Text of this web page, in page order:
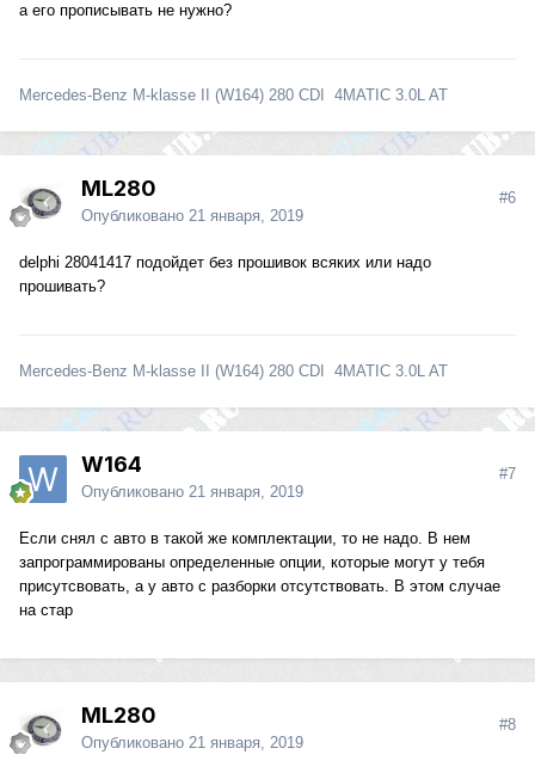
а его прописывать не нужно?
Mercedes-Benz M-klasse II (W164) 280 CDI 4MATIC 3.0L AT
ML280
Опубликовано 21 января, 2019
#6
delphi 28041417 подойдет без прошивок всяких или надо
прошивать?
Mercedes-Benz M-klasse II (W164) 280 CDI 4MATIC 3.0L AT
W164
Опубликовано 21 января, 2019
#7
Если снял с авто в такой же комплектации, то не надо. В нем
запрограммированы определенные опции, которые могут у тебя
присутсвовать, а у авто с разборки отсутствовать. В этом случае
на стар
ML280
Опубликовано 21 января, 2019
#8